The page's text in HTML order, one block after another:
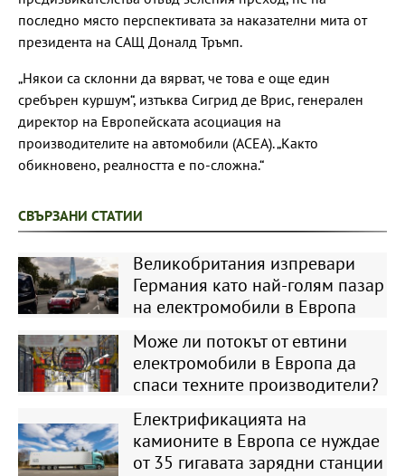
последно място перспективата за наказателни мита от
президента на САЩ Доналд Тръмп.
„Някои са склонни да вярват, че това е още един
сребърен куршум“, изтъква Сигрид де Врис, генерален
директор на Европейската асоциация на
производителите на автомобили (ACEA). „Както
обикновено, реалността е по-сложна.“
СВЪРЗАНИ СТАТИИ
Великобритания изпревари
Германия като най-голям пазар
на електромобили в Европа
Може ли потокът от евтини
електромобили в Европа да
спаси техните производители?
Електрификацията на
камионите в Европа се нуждае
от 35 гигавата зарядни станции